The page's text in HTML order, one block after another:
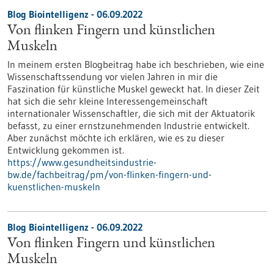
Blog Biointelligenz - 06.09.2022
Von flinken Fingern und künstlichen
Muskeln
In meinem ersten Blogbeitrag habe ich beschrieben, wie eine
Wissenschaftssendung vor vielen Jahren in mir die
Faszination für künstliche Muskel geweckt hat. In dieser Zeit
hat sich die sehr kleine Interessengemeinschaft
internationaler Wissenschaftler, die sich mit der Aktuatorik
befasst, zu einer ernstzunehmenden Industrie entwickelt.
Aber zunächst möchte ich erklären, wie es zu dieser
Entwicklung gekommen ist.
https://www.gesundheitsindustrie-
bw.de/fachbeitrag/pm/von-flinken-fingern-und-
kuenstlichen-muskeln
Blog Biointelligenz - 06.09.2022
Von flinken Fingern und künstlichen
Muskeln